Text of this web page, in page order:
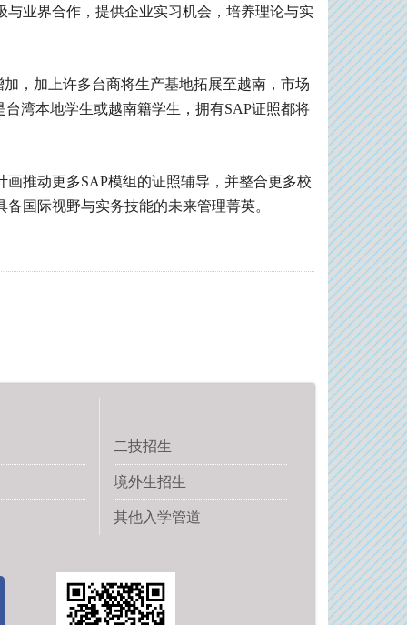
业界合作，提供企业实习机会，培养理论与实
，加上许多台商将生产基地拓展至越南，市场
湾本地学生或越南籍学生，拥有SAP证照都将
推动更多SAP模组的证照辅导，并整合更多校
国际视野与实务技能的未来管理菁英。
二技招生
境外生招生
其他入学管道